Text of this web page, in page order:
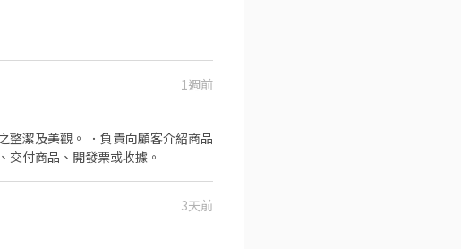
1週前
整潔及美觀。 ．負責向顧客介紹商品
交付商品、開發票或收據。
3天前